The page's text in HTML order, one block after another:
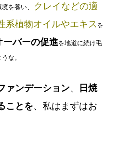
境を養い、
クレイなどの適
系植物オイルやエキス を
ーバーの促進を地道に続け毛
な。
ァンデーション、
日焼
ことを、 私はまずはお